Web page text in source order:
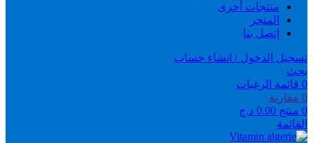
منتجات أخرى
المتجر
إتصل بنا
تسجيل الدخول / انشاء حساب
بحث
0 قائمة الرغبات
0 مقارنة
0 منتج 0.00 د.ج
القائمة